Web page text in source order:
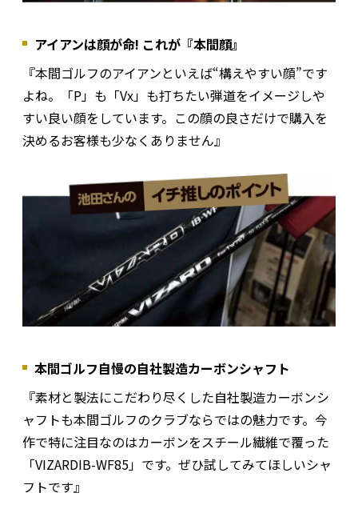
アイアンは顔が命! これが『本間顔』
『本間ゴルフのアイアンといえば“構えやすい顔”です
よね。「P」も「Vx」も打ちたい弾道をイメージしや
すい良い顔をしています。この顔の良さだけで購入を
決めるお客様も少なくありません』
本間ゴルフ自慢の自社製造カーボンシャフト
『素材と製法にこだわり尽くした自社製造カーボンシ
ャフトも本間ゴルフのクラブならではの魅力です。今
作で特に注目なのはカーボンをスチール繊維で覆った
「VIZARDIB-WF85」です。ぜひ試してみてほしいシャ
フトです』